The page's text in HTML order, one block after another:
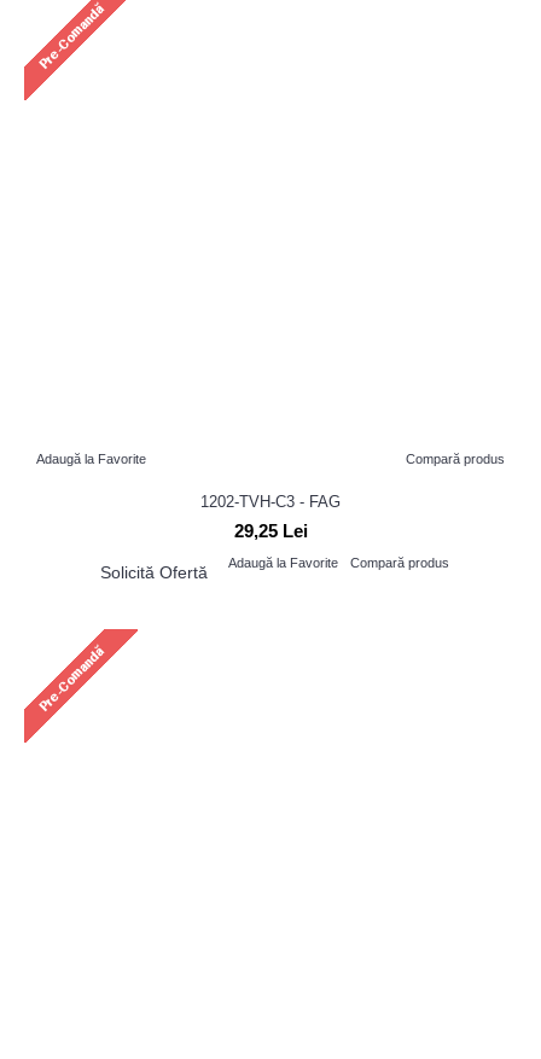
Adaugă la Favorite Compară produs
1202-TVH-C3 - FAG
29,25 Lei
Solicită Ofertă Adaugă la Favorite Compară produs